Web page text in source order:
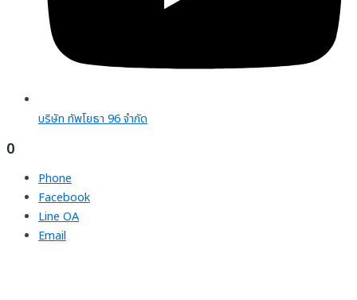
บริษัท ทัพโยธา 96 จํากัด
0
Phone
Facebook
Line OA
Email